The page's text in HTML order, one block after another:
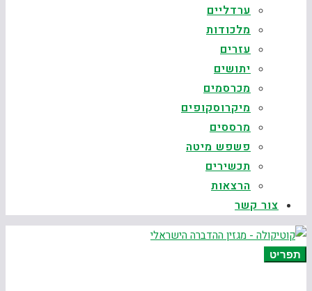
ערדליים
מלכודות
עזרים
יתושים
מכרסמים
מיקרוסקופים
מרססים
פשפש מיטה
תכשירים
הרצאות
צור קשר
תפריט